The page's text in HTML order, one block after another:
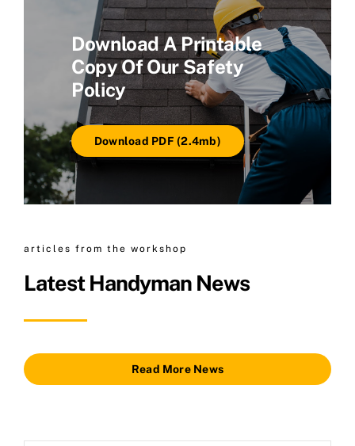
Download A Printable
Copy Of Our Safety
Policy
Download PDF (2.4mb)
articles from the workshop
Latest Handyman News
Read More News